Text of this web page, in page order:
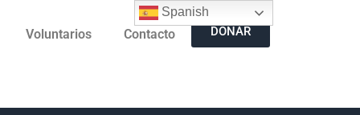
DONAR
Voluntarios Contacto
Spanish